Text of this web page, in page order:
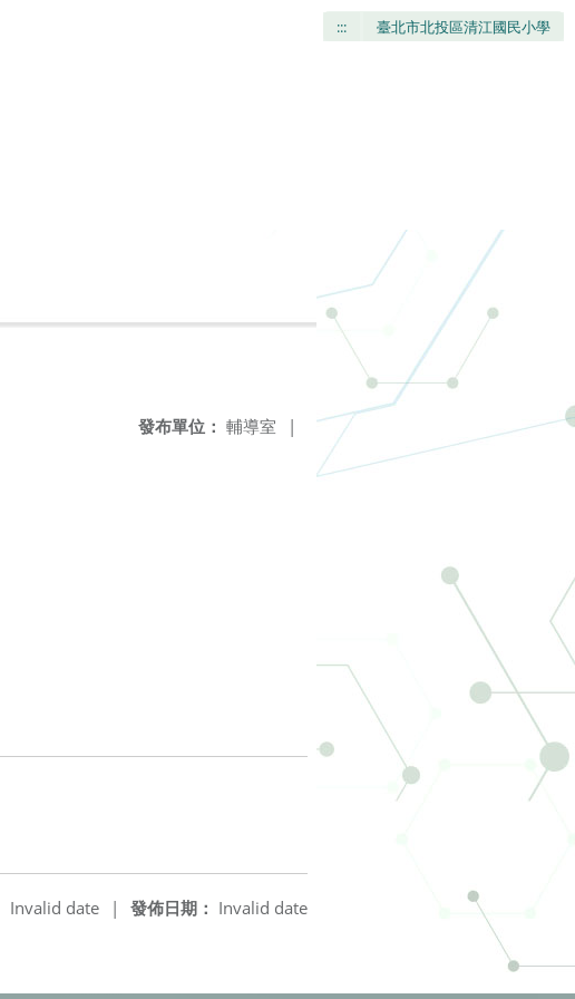
::: 臺北市北投區清江國民小學
發布單位： 輔導室 |
發佈日期： Invalid date
Invalid date |